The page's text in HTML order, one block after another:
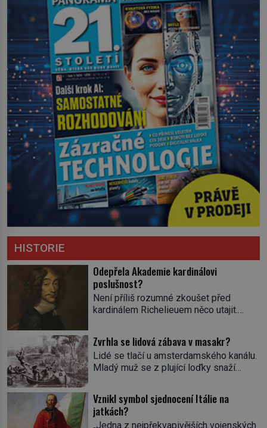
HISTORIE
Odepřela Akademie kardinálovi
poslušnost?
Není příliš rozumné zkoušet před
kardinálem Richelieuem něco utajit.
rázně zatočit. Od roku 1629 se
setkávají v pařížském domě
spisovatele Valentina Conrarta (1603–
Nikomu se tím ale příliš nechlubí. Někdo
by jejich spolek klidně mohl považovat
za nelegální. […]
Zvrhla se lidová zábava v masakr?
Lidé se tlačí u amsterdamského kanálu.
Mladý muž se z plující loďky snaží
vody. Diváci křičí a smějí se. Nevinná
pouliční zábava, dalo by se říct. V
Vznikl symbol sjednocení Itálie na
jatkách?
„Jedna z nejpřekvapivějších vojenských